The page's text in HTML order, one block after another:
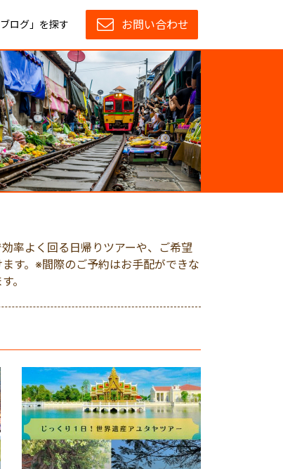
ログ」を探す お問い合わせ
率よく回る日帰りツアーや、ご希望
す。※間際のご予約はお手配ができな
。